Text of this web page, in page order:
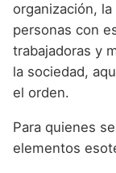
organización,
personas con
trabajadoras y
la sociedad,
el orden.
Para quienes
elementos